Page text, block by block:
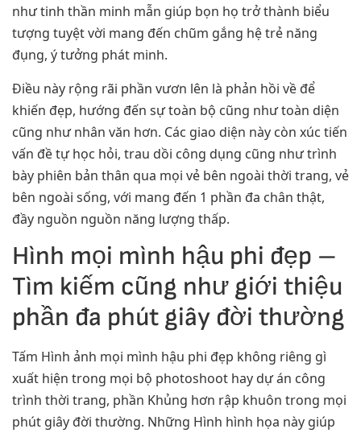
như tinh thần minh mẫn giúp bọn họ trở thành biểu
tượng tuyệt vời mang đến chũm gắng hệ trẻ năng
đụng, ý tưởng phát minh.
Điều này rộng rãi phần vươn lên là phản hồi về để
khiến đẹp, hướng đến sự toàn bộ cũng như toàn diện
cũng như nhân văn hơn. Các giao diện này còn xúc tiến
vấn đề tự học hỏi, trau dồi công dụng cũng như trình
bày phiên bản thân qua mọi vẻ bên ngoài thời trang, vẻ
bên ngoài sống, với mang đến 1 phần đa chân thật,
đầy nguồn nguồn năng lượng thấp.
Hình mọi mình hậu phi đẹp –
Tìm kiếm cũng như giới thiệu
phần đa phút giây đời thường
Tấm Hình ảnh mọi mình hậu phi đẹp không riêng gì
xuất hiện trong mọi bộ photoshoot hay dự án công
trình thời trang, phần Khủng hơn rập khuôn trong mọi
phút giây đời thường. Những Hình hình họa này giúp